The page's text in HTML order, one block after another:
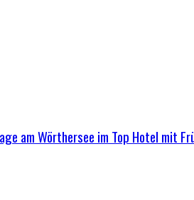
am Wörthersee im Top Hotel mit